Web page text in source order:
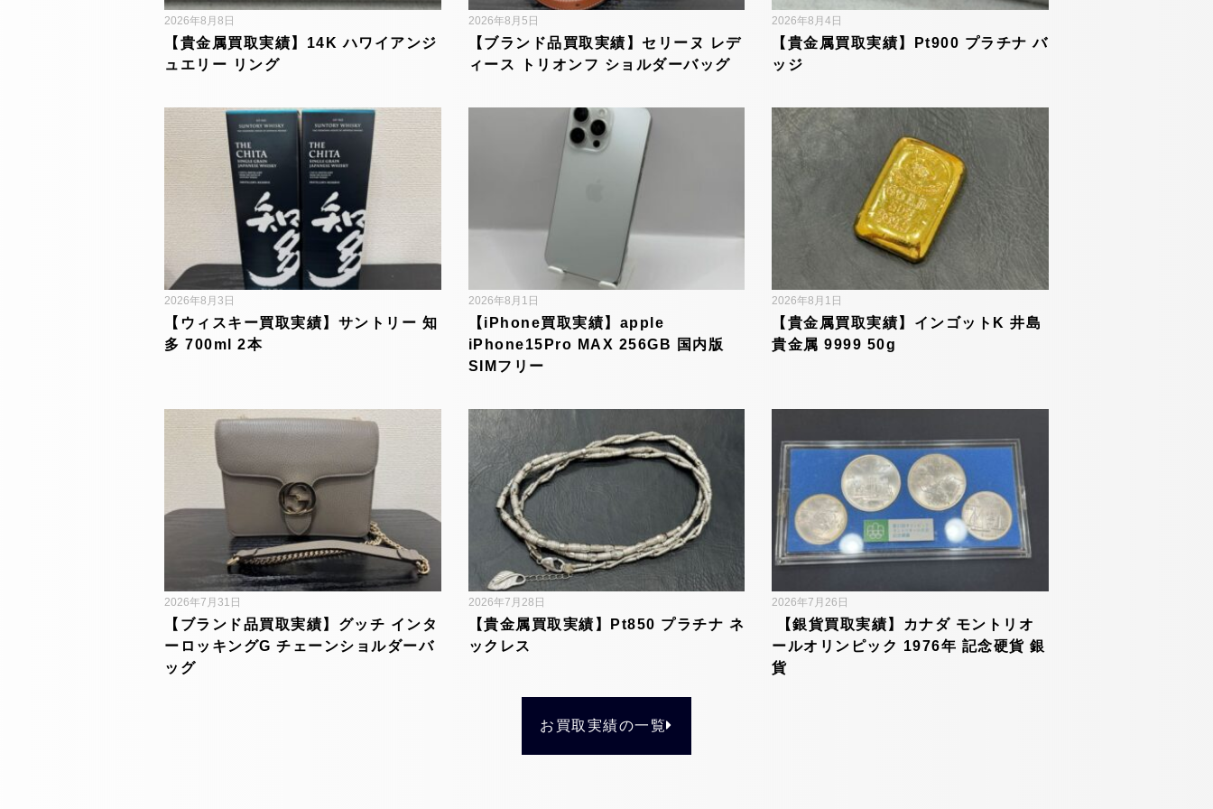
【貴金属買取実績】14K ハワイアンジ
ュエリー リング
2026年8月8日
【ブランド品買取実績】セリーヌ レデ
ィース トリオンフ ショルダーバッグ
2026年8月5日
【貴金属買取実績】Pt900 プラチナ バ
ッジ
2026年8月4日
【ウィスキー買取実績】サントリー 知
多 700ml 2本
2026年8月3日
【iPhone買取実績】apple
iPhone15Pro MAX 256GB 国内版
SIMフリー
2026年8月1日
【貴金属買取実績】インゴットK 井島
貴金属 9999 50g
2026年8月1日
【ブランド品買取実績】グッチ インタ
ーロッキングG チェーンショルダーバ
ッグ
2026年7月31日
【貴金属買取実績】Pt850 プラチナ ネ
ックレス
2026年7月28日
【銀貨買取実績】カナダ モントリオ
ールオリンピック 1976年 記念硬貨 銀
貨
2026年7月26日
お買取実績の一覧